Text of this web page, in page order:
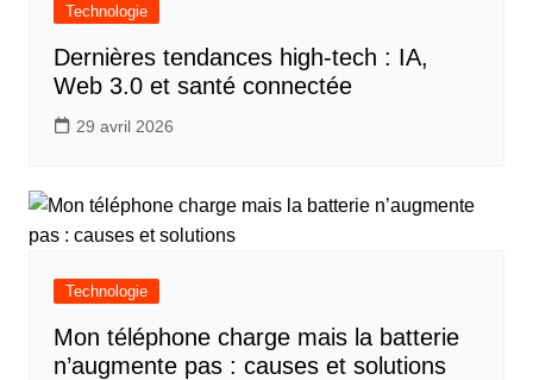
Technologie
Dernières tendances high-tech : IA,
Web 3.0 et santé connectée
29 avril 2026
Technologie
Mon téléphone charge mais la batterie
n’augmente pas : causes et solutions